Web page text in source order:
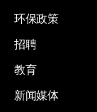
环保政策
招聘
教育
新闻媒体